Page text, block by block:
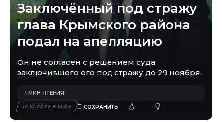
Заключённый под стражу
глава Крымского района
подал на апелляцию
Он не согласен с решением суда
заключившего его под стражу до 29 ноября.
17.10.2025 В 14:05
1 МИН ЧТЕНИЯ